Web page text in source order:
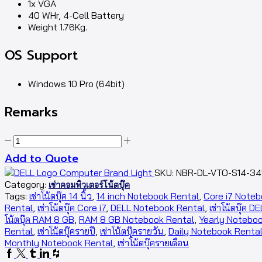
1x VGA
40 WHr, 4-Cell Battery
Weight 1.76Kg.
OS Support
Windows 10 Pro (64bit)
Remarks
Add to Quote
SKU: NBR-DL-VTO-S14-
Category: เช่าคอมพิวเตอร์โน้ตบุ๊ค
Tags: เช่าโน้ตบุ๊ค 14 นิ้ว, 14 inch Notebook Rental, Core i7
Rental, เช่าโน้ตบุ๊ค Core i7, DELL Notebook Rental, เช่าโน้ตบุ๊ค
โน้ตบุ๊ค RAM 8 GB, RAM 8 GB Notebook Rental, Yearly
Rental, เช่าโน้ตบุ๊ครายปี, เช่าโน้ตบุ๊ครายวัน, Daily Notebook Rental
Monthly Notebook Rental, เช่าโน้ตบุ๊ครายเดือน